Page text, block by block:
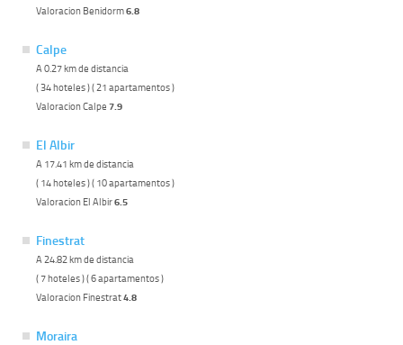
Valoracion Benidorm6.8
Calpe
A 0.27 km de distancia
( 34 hoteles ) ( 21 apartamentos )
Valoracion Calpe 7.9
El Albir
A 17.41 km de distancia
( 14 hoteles ) ( 10 apartamentos )
Valoracion El Albir6.5
Finestrat
A 24.82 km de distancia
( 7 hoteles ) ( 6 apartamentos )
Valoracion Finestrat4.8
Moraira